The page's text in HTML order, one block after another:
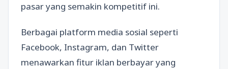
pasar yang semakin kompetitif ini.
Berbagai platform media sosial seperti
Facebook, Instagram, dan Twitter
menawarkan fitur iklan berbayar yang